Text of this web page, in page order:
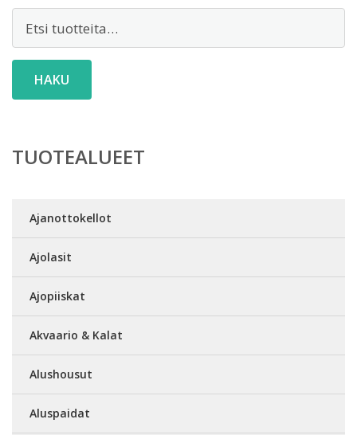
HAKU
TUOTEALUEET
Ajanottokellot
Ajolasit
Ajopiiskat
Akvaario & Kalat
Alushousut
Aluspaidat